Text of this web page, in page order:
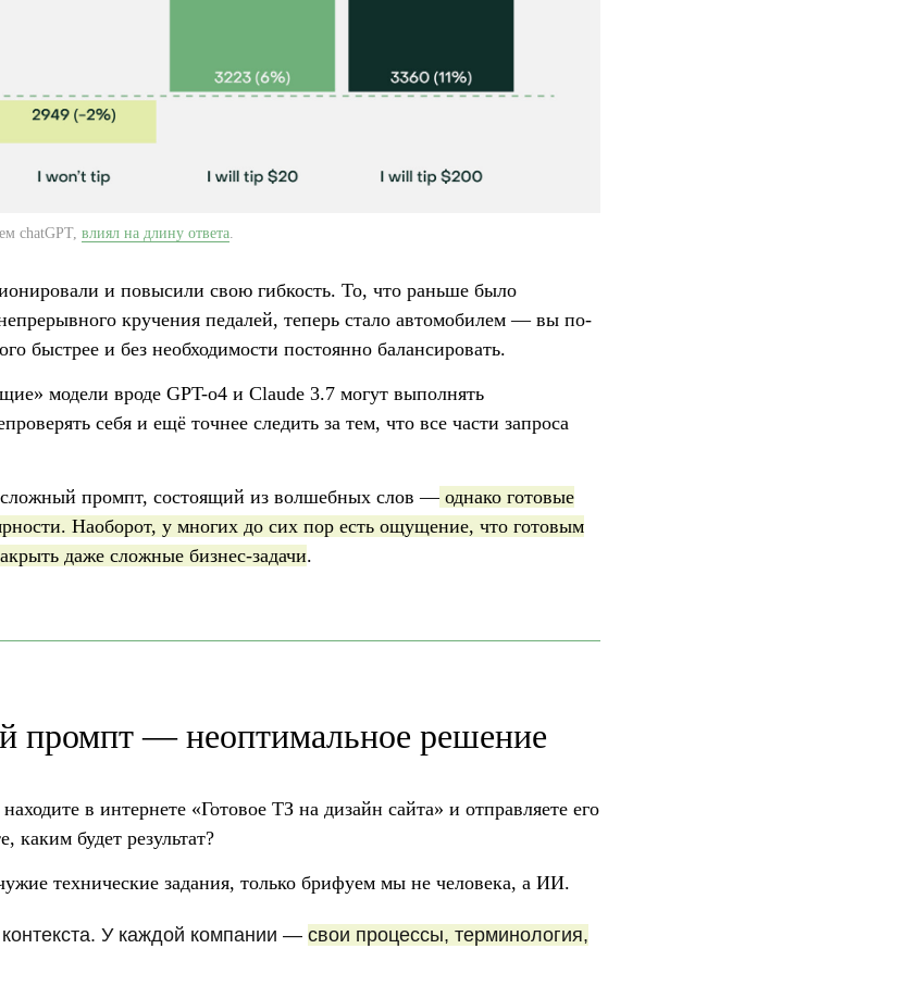
chatGPT, влиял на длину ответа
и повысили свою гибкость. То, что раньше было
кручения педалей, теперь стало автомобилем — вы по-
быстрее и без необходимости постоянно балансировать.
модели вроде GPT-о4 и Claude 3.7 могут выполнять
себя и ещё точнее следить за тем, что все части запроса
промпт, состоящий из волшебных слов — однако готовые
Наоборот, у многих до сих пор есть ощущение, что готовым
даже сложные бизнес-задачи.
промпт — неоптимальное решение
в интернете «Готовое ТЗ на дизайн сайта» и отправляете его
каким будет результат?
технические задания, только брифуем мы не человека, а ИИ.
. У каждой компании — свои процессы, терминология,